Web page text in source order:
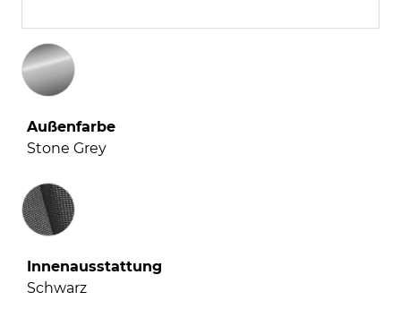
Außenfarbe
Stone Grey
Innenausstattung
Innenausstattung
Schwarz